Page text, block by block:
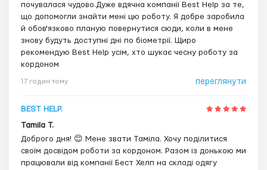
почувалася чудово.Дуже вдячна компанії Best Help за те,
що допомогли знайти мені цю роботу. Я добре заробила
й обов'язково планую повернутися сюди, коли в мене
знову будуть доступні дні по біометрії. Щиро
рекомендую Best Help усім, хто шукає чесну роботу за
кордоном
17 годин тому переглянути
BEST HELP.
Tamila T.
Доброго дня! 😊 Мене звати Таміла. Хочу поділитися
своїм досвідом роботи за кордоном. Разом із донькою ми
працювали від компанії Бест Хелп на складі одягу